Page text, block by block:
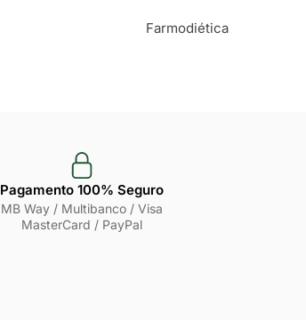
Farmodiética
Pagamento 100% Seguro
MB Way / Multibanco / Visa
MasterCard / PayPal